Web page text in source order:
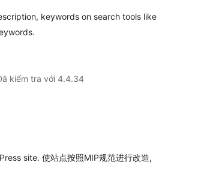
keywords on search tools like
kiểm tra với 4.4.34
site. 使站点按照MIP规范进行改造,